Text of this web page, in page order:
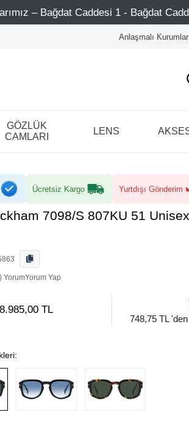
- Bağdat Caddesi 2 - Nişantaşı –
Anlaşmalı Kurumlar
GÖZLÜK
CAMLARI
LENS
Ücretsiz Kargo Yurtdışı Gönderim
7098/S 807KU 51
YorumYorum Yap
8.985,00 TL
748,75 TL